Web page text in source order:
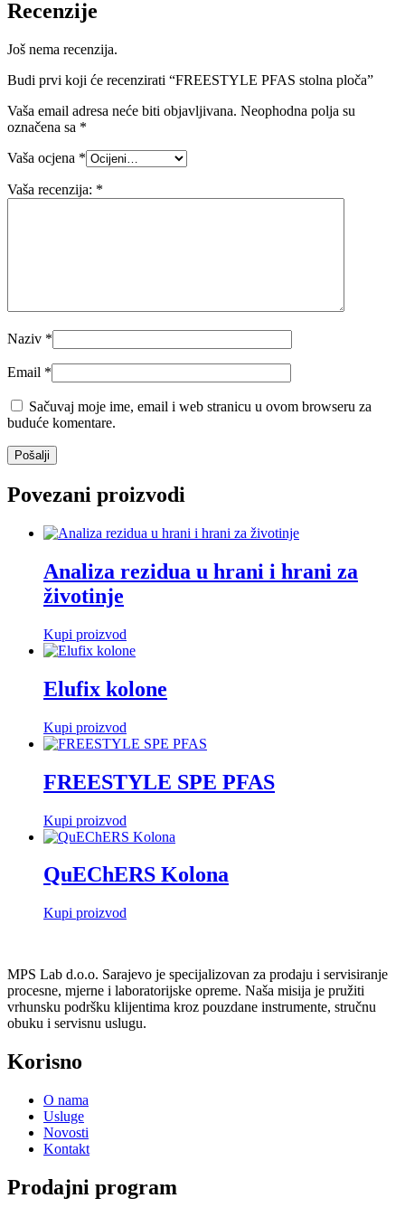
Recenzije
Još nema recenzija.
Budi prvi koji će recenzirati “FREESTYLE PFAS stolna ploča”
Vaša email adresa neće biti objavljivana. Neophodna polja su
označena sa *
Vaša ocjena *
Vaša recenzija: *
Naziv *
Email *
Sačuvaj moje ime, email i web stranicu u ovom browseru za
buduće komentare.
Povezani proizvodi
Analiza rezidua u hrani i hrani za
životinje
Kupi proizvod
Elufix kolone
Kupi proizvod
FREESTYLE SPE PFAS
Kupi proizvod
QuEChERS Kolona
Kupi proizvod
MPS Lab d.o.o. Sarajevo je specijalizovan za prodaju i servisiranje
procesne, mjerne i laboratorijske opreme. Naša misija je pružiti
vrhunsku podršku klijentima kroz pouzdane instrumente, stručnu
obuku i servisnu uslugu.
Korisno
O nama
Usluge
Novosti
Kontakt
Prodajni program